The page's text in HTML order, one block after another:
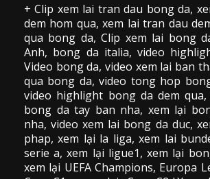
+ Clip xem lai tran dau bong da,
dem hom qua, xem lai tran dau
qua bong da, Clip xem lai bong
Anh, bong da italia, video
Video bong da,video xem lai ban
qua bong da, video tong hop
video highlight bong da dem qua,
bong da tay ban nha, xem lại
nha,video xem lai bong da duc,
phap, xem lại la liga, xem lai
serie a, xem lại ligue1, xem lại
xem lại UEFA Champions, Europa